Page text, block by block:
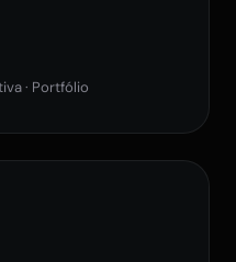
· Portfólio